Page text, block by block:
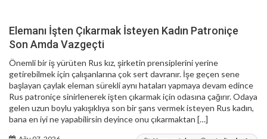
Elemanı İşten Çıkarmak İsteyen Kadın Patroniçe
Son Amda Vazgeçti
Önemli bir iş yürüten Rus kız, şirketin prensiplerini yerine
getirebilmek için çalışanlarına çok sert davranır. İşe geçen sene
başlayan çaylak eleman sürekli aynı hataları yapmaya devam edince
Rus patroniçe sinirlenerek işten çıkarmak için odasına çağırır. Odaya
gelen uzun boylu yakışıklıya son bir şans vermek isteyen Rus kadın,
bana en iyi ne yapabilirsin deyince onu çıkarmaktan […]